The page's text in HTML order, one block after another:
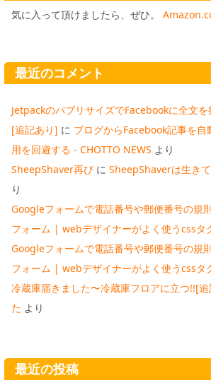
気に入って頂けましたら、ぜひ。
最近のコメント
JetpackのパブリサイズでFacebookに全文
[追記あり] に ブログからFacebook記事を自
用を回避する - CHOTTO NEWS より
SheepShaver再び に SheepShaverは生き
り
Googleフォームで電話番号や郵便番号の規
フォーム | webデザイナーがよく使うcssタ
Googleフォームで電話番号や郵便番号の規
フォーム | webデザイナーがよく使うcssタ
冷蔵庫届きました〜冷蔵庫フロアに立つ!![
た より
最近の投稿